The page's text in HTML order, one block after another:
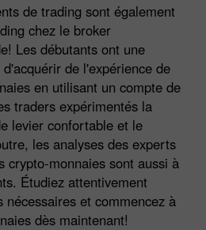
de trading sont également
chez le broker
Les débutants ont une
de l'expérience de
en utilisant un compte de
traders expérimentés la
levier confortable et le
les analyses des experts
crypto-monnaies sont aussi à
Étudiez attentivement
et commencez à
dès maintenant!